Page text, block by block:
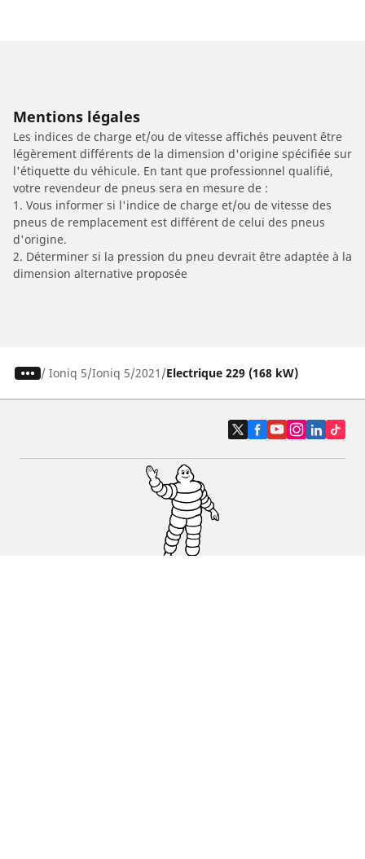
Mentions légales
Les indices de charge et/ou de vitesse affichés peuvent être
légèrement différents de la dimension d'origine spécifiée sur
l'étiquette du véhicule. En tant que professionnel qualifié,
votre revendeur de pneus sera en mesure de :
1. Vous informer si l'indice de charge et/ou de vitesse des
pneus de remplacement est différent de celui des pneus
d'origine.
2. Déterminer si la pression du pneu devrait être adaptée à la
dimension alternative proposée
/ Ioniq 5 Ioniq 5 2021 Electrique 229 (168 kW)